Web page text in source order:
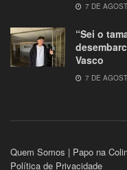
7 DE
“Sei o
Vasco
7 DE
Quem Somos | Papo na
Política de Privacidade